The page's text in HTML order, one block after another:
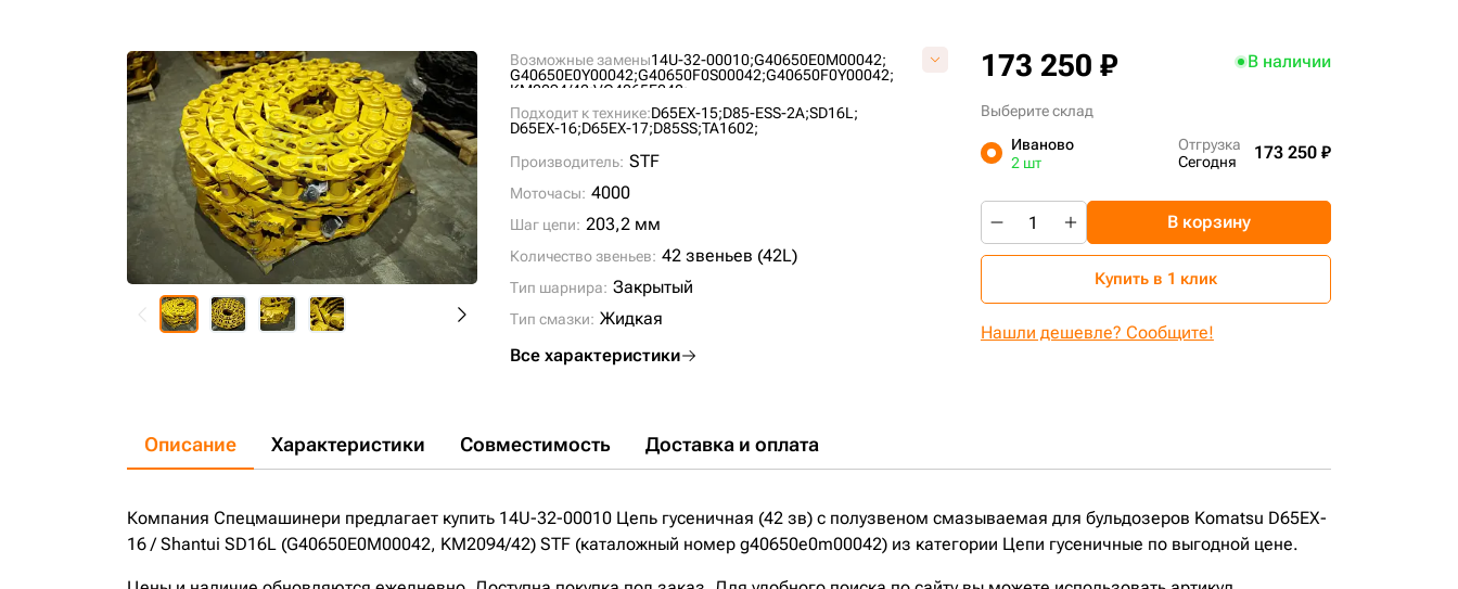
Возможные замены14U-32-00010;G40650E0M00042;
G40650E0Y00042;G40650F0S00042;G40650F0Y00042;
KM2094/42;VG4065E042;
Подходит к технике:D65EX-15;D85-ESS-2A;SD16L;
D65EX-16;D65EX-17;D85SS;TA1602;
Производитель: STF
Моточасы: 4000
Шаг цепи: 203,2 мм
Количество звеньев: 42 звеньев (42L)
Тип шарнира: Закрытый
Тип смазки: Жидкая
Все характеристики
173 250 ₽ В наличии
Выберите склад
Иваново
2 шт
Отгрузка
Сегодня
173 250 ₽
В корзину
Купить в 1 клик
Нашли дешевле? Сообщите!
Описание Характеристики Совместимость Доставка и оплата
Компания Спецмашинери предлагает купить 14U-32-00010 Цепь гусеничная (42 зв) с полузвеном смазываемая для бульдозеров Komatsu D65EX-
16 / Shantui SD16L (G40650E0M00042, KM2094/42) STF (каталожный номер g40650e0m00042) из категории Цепи гусеничные по выгодной цене.